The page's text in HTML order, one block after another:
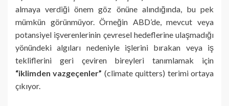
almaya verdiği önem göz önüne alındığında, bu pek
mümkün görünmüyor. Örneğin ABD’de, mevcut veya
potansiyel işverenlerinin çevresel hedeflerine ulaşmadığı
yönündeki algıları nedeniyle işlerini bırakan veya iş
tekliflerini geri çeviren bireyleri tanımlamak için
“iklimden vazgeçenler” (climate quitters) terimi ortaya
çıkıyor.